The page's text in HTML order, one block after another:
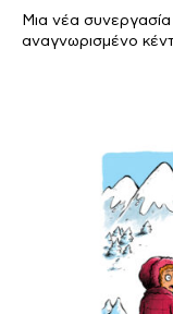
Μια νέα
αναγνωρισμένο